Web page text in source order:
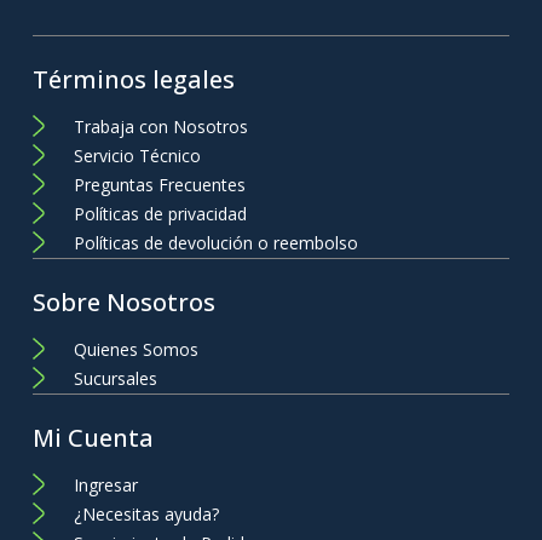
Términos legales
Trabaja con Nosotros
Servicio Técnico
Preguntas Frecuentes
Políticas de privacidad
Políticas de devolución o reembolso
Sobre Nosotros
Quienes Somos
Sucursales
Mi Cuenta
Ingresar
¿Necesitas ayuda?